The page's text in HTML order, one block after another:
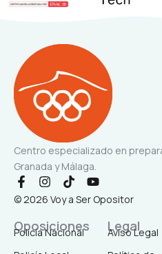
Centro especializado en
Granada y Málaga.
F
a
c
b
o
I
n
s
a
g
T
i
k
o
k
Y
o
u
© 2026 Voy a Ser Opositor
Oposiciones
Policía Nacional
Legal
Aviso Legal